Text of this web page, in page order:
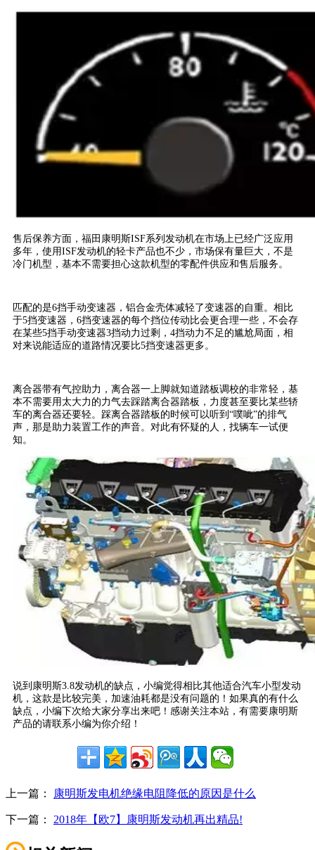
售后保养方面，福田康明斯ISF系列发动机在市场上已经广泛应用
多年，使用ISF发动机的轻卡产品也不少，市场保有量巨大，不是
冷门机型，基本不需要担心这款机型的零配件供应和售后服务。
匹配的是6挡手动变速器，铝合金壳体减轻了变速器的自重。相比
于5挡变速器，6挡变速器的每个挡位传动比会更合理一些，不会存
在某些5挡手动变速器3挡动力过剩，4挡动力不足的尴尬局面，相
对来说能适应的道路情况要比5挡变速器更多。
离合器带有气控助力，离合器一上脚就知道踏板调校的非常轻，基
本不需要用太大力的力气去踩踏离合器踏板，力度甚至要比某些轿
车的离合器还要轻。踩离合器踏板的时候可以听到“噗呲”的排气
声，那是助力装置工作的声音。对此有怀疑的人，找辆车一试便
知。
说到康明斯3.8发动机的缺点，小编觉得相比其他适合汽车小型发动
机，这款是比较完美，加速油耗都是没有问题的！如果真的有什么
缺点，小编下次给大家分享出来吧！感谢关注本站，有需要康明斯
产品的请联系小编为你介绍！
上一篇： 康明斯发电机绝缘电阻降低的原因是什么
下一篇： 2018年【欧7】康明斯发动机再出精品!